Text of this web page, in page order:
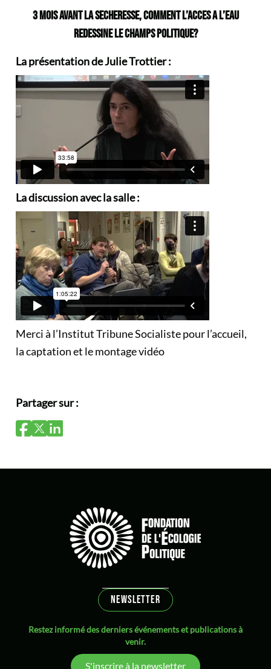
3 MOIS AVANT LA SECHERESSE, COMMENT L’ACCES A L’EAU
REDESSINE LE CHAMPS POLITIQUE?
La présentation de Julie Trottier :
La discussion avec la salle :
Merci à l’Institut Tribune Socialistepour l’accueil,
la captation et le montage vidéo
Partager sur :
NEWSLETTER
Restez informé des derniers événements et publications à
venir.
S'inscrire à la newsletter